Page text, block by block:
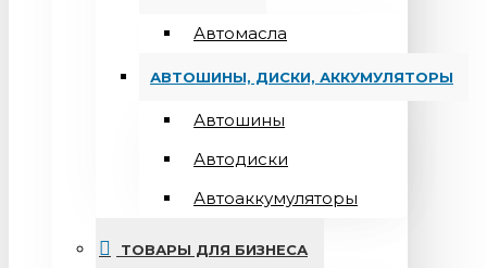
Автомасла
АВТОШИНЫ, ДИСКИ, АККУМУЛЯТОРЫ
Автошины
Автодиски
Автоаккумуляторы
ТОВАРЫ ДЛЯ БИЗНЕСА